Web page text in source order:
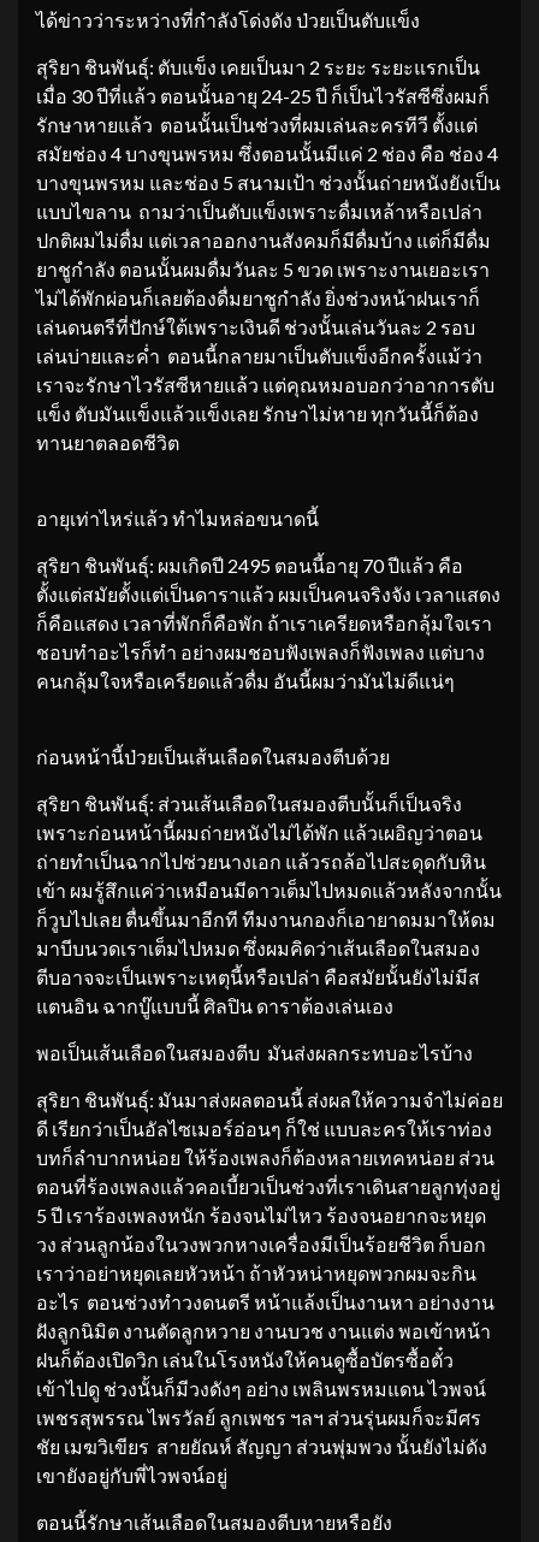
ได้ข่าวว่าระหว่างที่กำลังโด่งดัง ป่วยเป็นตับแข็ง
สุริยา ชินพันธุ์: ตับแข็ง เคยเป็นมา 2 ระยะ ระยะแรกเป็น
เมื่อ 30 ปีที่แล้ว ตอนนั้นอายุ 24-25 ปี ก็เป็นไวรัสซีซึ่งผมก็
รักษาหายแล้ว ตอนนั้นเป็นช่วงที่ผมเล่นละครทีวี ตั้งแต่
สมัยช่อง 4 บางขุนพรหม ซึ่งตอนนั้นมีแค่ 2 ช่อง คือ ช่อง 4
บางขุนพรหม และช่อง 5 สนามเป้า ช่วงนั้นถ่ายหนังยังเป็น
แบบไขลาน ถามว่าเป็นตับแข็งเพราะดื่มเหล้าหรือเปล่า
ปกติผมไม่ดื่ม แต่เวลาออกงานสังคมก็มีดื่มบ้าง แต่ก็มีดื่ม
ยาชูกำลัง ตอนนั้นผมดื่มวันละ 5 ขวด เพราะงานเยอะเรา
ไม่ได้พักผ่อนก็เลยต้องดื่มยาชูกำลัง ยิ่งช่วงหน้าฝนเราก็
เล่นดนตรีที่ปักษ์ใต้เพราะเงินดี ช่วงนั้นเล่นวันละ 2 รอบ
เล่นบ่ายและค่ำ ตอนนี้กลายมาเป็นตับแข็งอีกครั้งแม้ว่า
เราจะรักษาไวรัสซีหายแล้ว แต่คุณหมอบอกว่าอาการตับ
แข็ง ตับมันแข็งแล้วแข็งเลย รักษาไม่หาย ทุกวันนี้ก็ต้อง
ทานยาตลอดชีวิต
อายุเท่าไหร่แล้ว ทำไมหล่อขนาดนี้
สุริยา ชินพันธุ์: ผมเกิดปี 2495 ตอนนี้อายุ 70 ปีแล้ว คือ
ตั้งแต่สมัยตั้งแต่เป็นดาราแล้ว ผมเป็นคนจริงจัง เวลาแสดง
ก็คือแสดง เวลาที่พักก็คือพัก ถ้าเราเครียดหรือกลุ้มใจเรา
ชอบทำอะไรก็ทำ อย่างผมชอบฟังเพลงก็ฟังเพลง แต่บาง
คนกลุ้มใจหรือเครียดแล้วดื่ม อันนี้ผมว่ามันไม่ดีแน่ๆ
ก่อนหน้านี้ป่วยเป็นเส้นเลือดในสมองตีบด้วย
สุริยา ชินพันธุ์: ส่วนเส้นเลือดในสมองตีบนั้นก็เป็นจริง
เพราะก่อนหน้านี้ผมถ่ายหนังไม่ได้พัก แล้วเผอิญว่าตอน
ถ่ายทำเป็นฉากไปช่วยนางเอก แล้วรถล้อไปสะดุดกับหิน
เข้า ผมรู้สึกแค่ว่าเหมือนมีดาวเต็มไปหมดแล้วหลังจากนั้น
ก็วูบไปเลย ตื่นขึ้นมาอีกที ทีมงานกองก็เอายาดมมาให้ดม
มาบีบนวดเราเต็มไปหมด ซึ่งผมคิดว่าเส้นเลือดในสมอง
ตีบอาจจะเป็นเพราะเหตุนี้หรือเปล่า คือสมัยนั้นยังไม่มีส
แตนอิน ฉากบู๊แบบนี้ ศิลปิน ดาราต้องเล่นเอง
พอเป็นเส้นเลือดในสมองตีบ มันส่งผลกระทบอะไรบ้าง
สุริยา ชินพันธุ์: มันมาส่งผลตอนนี้ ส่งผลให้ความจำไม่ค่อย
ดี เรียกว่าเป็นอัลไซเมอร์อ่อนๆ ก็ใช่ แบบละครให้เราท่อง
บทก็ลำบากหน่อย ให้ร้องเพลงก็ต้องหลายเทคหน่อย ส่วน
ตอนที่ร้องเพลงแล้วคอเบี้ยวเป็นช่วงที่เราเดินสายลูกทุ่งอยู่
5 ปี เราร้องเพลงหนัก ร้องจนไม่ไหว ร้องจนอยากจะหยุด
วง ส่วนลูกน้องในวงพวกหางเครื่องมีเป็นร้อยชีวิต ก็บอก
เราว่าอย่าหยุดเลยหัวหน้า ถ้าหัวหน่าหยุดพวกผมจะกิน
อะไร ตอนช่วงทำวงดนตรี หน้าแล้งเป็นงานหา อย่างงาน
ฝังลูกนิมิต งานตัดลูกหวาย งานบวช งานแต่ง พอเข้าหน้า
ฝนก็ต้องเปิดวิก เล่นในโรงหนังให้คนดูซื้อบัตรซื้อตั๋ว
เข้าไปดู ช่วงนั้นก็มีวงดังๆ อย่าง เพลินพรหมแดน ไวพจน์
เพชรสุพรรณ ไพรวัลย์ ลูกเพชร ฯลฯ ส่วนรุ่นผมก็จะมีศร
ชัย เมฆวิเขียร สายยัณห์ สัญญา ส่วนพุ่มพวง นั้นยังไม่ดัง
เขายังอยู่กับพี่ไวพจน์อยู่
ตอนนี้รักษาเส้นเลือดในสมองตีบหายหรือยัง